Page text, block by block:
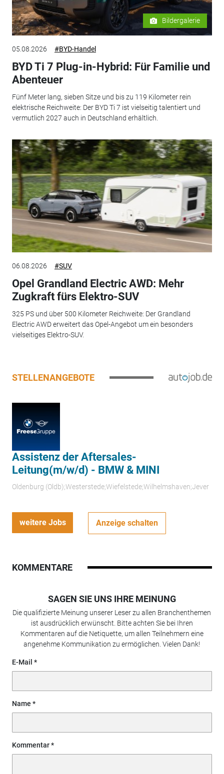
Bildergalerie
05.08.2026 #BYD-Handel
BYD Ti 7 Plug-in-Hybrid: Für Familie und
Abenteuer
Fünf Meter lang, sieben Sitze und bis zu 119 Kilometer rein
elektrische Reichweite: Der BYD Ti 7 ist vielseitig talentiert und
vermutlich 2027 auch in Deutschland erhältlich.
06.08.2026 #SUV
Opel Grandland Electric AWD: Mehr
Zugkraft fürs Elektro-SUV
325 PS und über 500 Kilometer Reichweite: Der Grandland
Electric AWD erweitert das Opel-Angebot um ein besonders
vielseitiges Elektro-SUV.
STELLENANGEBOTE
Assistenz der Aftersales-
Leitung(m/w/d) - BMW & MINI
Oldenburg (Oldb);Westerstede;Wiefelstede;Wilhelmshaven;Jever
weitere Jobs Anzeige schalten
KOMMENTARE
SAGEN SIE UNS IHRE MEINUNG
Die qualifizierte Meinung unserer Leser zu allen Branchenthemen
ist ausdrücklich erwünscht. Bitte achten Sie bei Ihren
Kommentaren auf die Netiquette, um allen Teilnehmern eine
angenehme Kommunikation zu ermöglichen. Vielen Dank!
E-Mail
Name
Kommentar